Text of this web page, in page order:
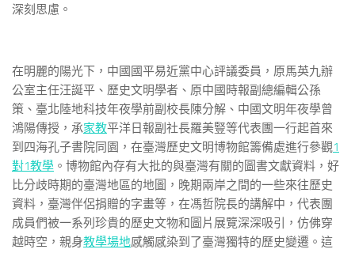
深刻思慮。
在明麗的陽光下，中國國平易近黨中心評議委員，原馬英九辦
公室主任汪誕平、歷史文明學者、原中國時報副總編輯公孫
策、臺北陸地科技年夜學前副校長陳分解、中國文明年夜學曾
鴻陽傳授，承家教平洋日報副社長羅美豎等代表團一行起首來
到四海孔子書院同園，在臺灣歷史文明博物館籌備處進行參觀1
對1教學 。博物館內存有大批的與臺灣有關的圖書文獻資料，好
比分歧時期的臺灣地區的地圖，晚期兩岸之間的一些來往歷史
資料，臺灣伴侶捐贈的字畫等，在馮哲院長的講解中，代表團
成員們被一系列珍貴的歷史文物和圖片展覽深深吸引，仿佛穿
越時空，親身教學場地感觸感染到了臺灣獨特的歷史變遷。這